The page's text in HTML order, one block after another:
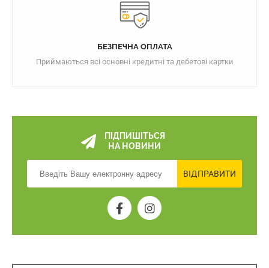
БЕЗПЕЧНА ОПЛАТА
Приймаються всі основні кредитні та дебетові картки
ПІДПИШІТЬСЯ
НА НОВИНИ
ВІДПРАВИТИ